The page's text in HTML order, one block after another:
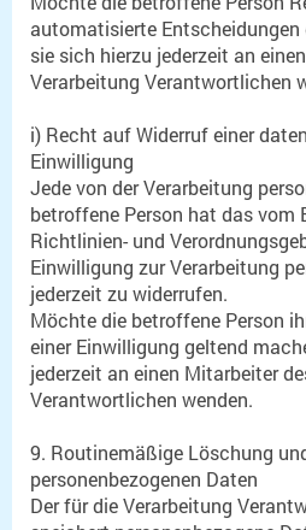
automatisierte Entscheidungen
sie sich hierzu jederzeit an
Verarbeitung Verantwortlichen
i) Recht auf Widerruf einer
Einwilligung
Jede von der Verarbeitung
betroffene Person hat das vom
Richtlinien- und
Einwilligung zur Verarbeitung
jederzeit zu widerrufen.
Möchte die betroffene Person
einer Einwilligung geltend
jederzeit an einen Mitarbeiter
Verantwortlichen wenden.
9. Routinemäßige Löschung
personenbezogenen Daten
Der für die Verarbeitung